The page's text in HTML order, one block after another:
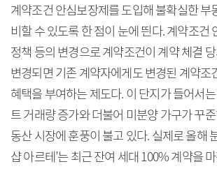
계약조건 안심보장제를 도입해 불확실한 부
비할 수 있도록 한 점이 눈에 띈다. 계약조건
정책 등의 변경으로 계약조건이 계약 체결
변경되면 기존 계약자에게도 변경된 계약조
혜택을 부여하는 제도다. 이 단지가 들어서
트 거래량 증가와 더불어 미분양 가구가 꾸
동산 시장에 훈풍이 불고 있다. 실제로 올해
샵 아르테’는 최근 잔여 세대 100% 계약을